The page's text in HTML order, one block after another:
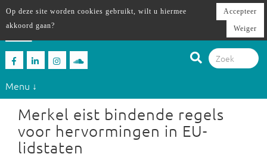
Menu ↓
Merkel eist bindende regels
voor hervormingen in EU-
lidstaten
Op deze site worden cookies gebruikt, wilt u hiermee
akkoord gaan?
Accepteer
Weiger